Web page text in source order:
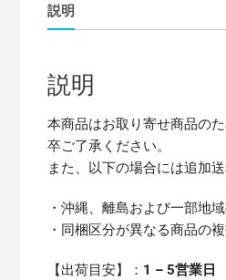
説明
説明
本商品はお取り寄せ商品の
卒ご了承ください。
また、以下の場合には追加
・沖縄、離島および一部地
・同梱区分が異なる商品の
【出荷目安】： 1 – 5営業日